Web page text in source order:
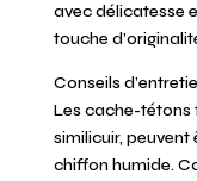
avec délicatesse
touche
Conseils
Les cache-tétons
similicuir,
chiffon humide.